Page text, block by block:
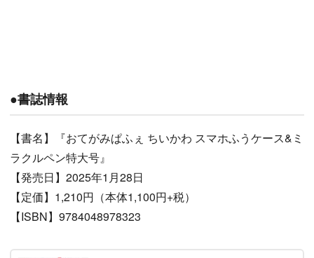
●書誌情報
【書名】『おてがみぱふぇ ちいかわ スマホふうケース&ミ
ラクルペン特大号』
【発売日】2025年1月28日
【定価】1,210円（本体1,100円+税）
【ISBN】9784048978323